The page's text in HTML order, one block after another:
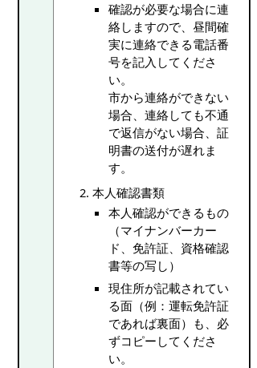
確認が必要な場合に連
絡しますので、昼間確
実に連絡できる電話番
号を記入してくださ
い。
市から連絡ができない
場合、連絡しても不通
で返信がない場合、証
明書の送付が遅れま
す。
本人確認書類
本人確認ができるもの
（マイナンバーカー
ド、免許証、資格確認
書等の写し）
現住所が記載されてい
る面（例：運転免許証
であれば裏面）も、必
ずコピーしてくださ
い。